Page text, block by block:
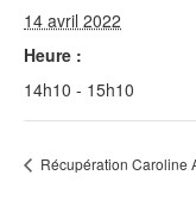
14 avril 2022
Heure :
14h10 - 15h10
Récupération Caroline